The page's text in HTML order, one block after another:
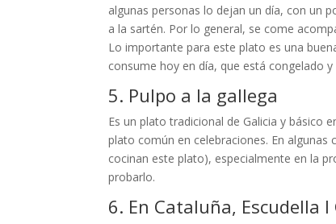
algunas personas lo dejan un día, con un
a la sartén. Por lo general, se come
Lo importante para este plato es una
consume hoy en día, que está congelado
5. Pulpo a la gallega
Es un plato tradicional de Galicia y básico
plato común en celebraciones. En algunas
cocinan este plato), especialmente en la
probarlo.
6. En Cataluña, Escudella I